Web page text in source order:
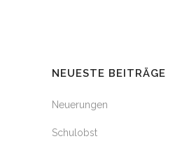
NEUESTE BEITRÄGE
Neuerungen
Schulobst